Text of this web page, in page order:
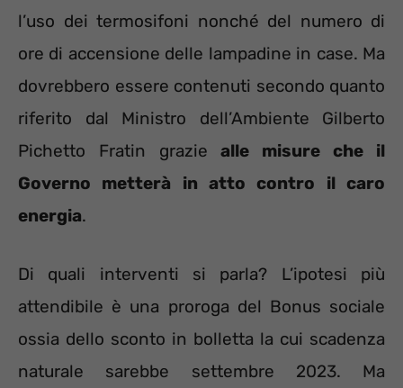
l’uso dei termosifoni nonché del numero di
ore di accensione delle lampadine in case. Ma
dovrebbero essere contenuti secondo quanto
riferito dal Ministro dell’Ambiente Gilberto
Pichetto Fratin grazie alle misure che il
Governo metterà in atto contro il caro
energia.
Di quali interventi si parla? L’ipotesi più
attendibile è una proroga del Bonus sociale
ossia dello sconto in bolletta la cui scadenza
naturale sarebbe settembre 2023. Ma